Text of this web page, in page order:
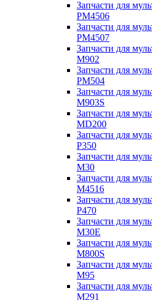
Запчасти для
PM4506
Запчасти для
PM4507
Запчасти для
M902
Запчасти для
PM504
Запчасти для
M903S
Запчасти для
MD200
Запчасти для
P350
Запчасти для
M30
Запчасти для
M4516
Запчасти для
P470
Запчасти для
M30E
Запчасти для
M800S
Запчасти для
M95
Запчасти для
M291